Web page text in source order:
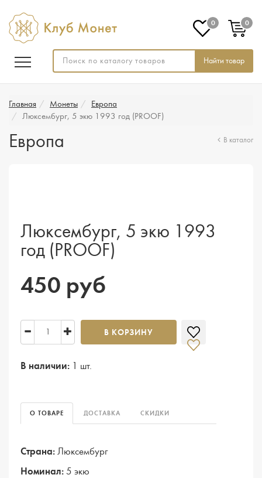
Найти товар
0 0
Главная Монеты
Европа
Люксембург, 5 экю 1993 год (PROOF)
Европа В каталог
Люксембург, 5 экю 1993
год (PROOF)
450 руб
В КОРЗИНУ
В наличии: 1 шт.
О ТОВАРЕ ДОСТАВКА СКИДКИ
Страна: Люксембург
Номинал: 5 экю